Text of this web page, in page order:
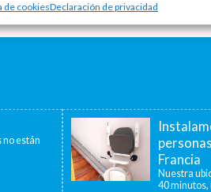
de cookiesDeclaración de privacidad
no están
Francia
Nuestra
40 minutos,